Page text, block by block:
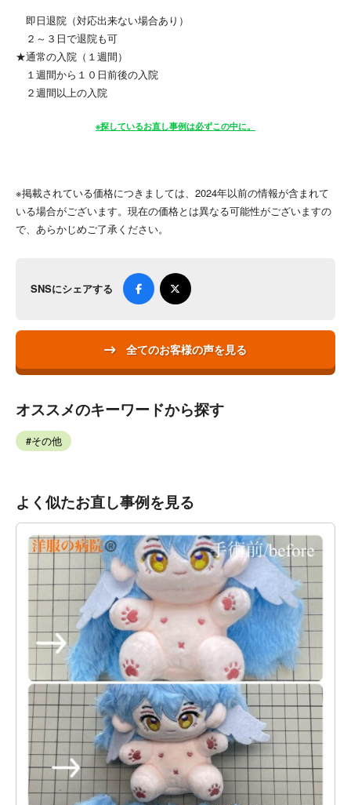
即日退院（対応出来ない場合あり）
２～３日で退院も可
★通常の入院（１週間）
１週間から１０日前後の入院
２週間以上の入院
※探しているお直し事例は必ずこの中に。
※掲載されている価格につきましては、2024年以前の情報が含まれて
いる場合がございます。現在の価格とは異なる可能性がございますの
で、あらかじめご了承ください。
SNSにシェアする
全てのお客様の声を見る
オススメのキーワードから探す
その他
よく似たお直し事例を見る